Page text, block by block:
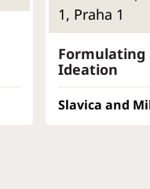
1, Praha 1
Formulating
Ideation
Slavica and